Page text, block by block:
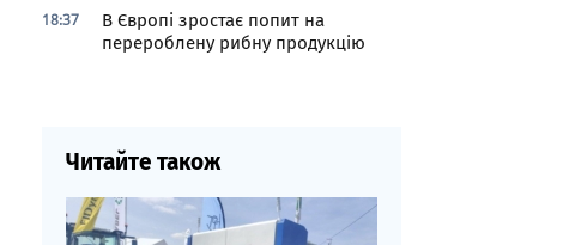
18:37
В Європі зростає попит на
перероблену рибну продукцію
Читайте також